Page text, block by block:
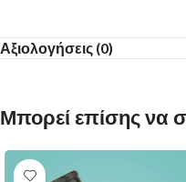
Αξιολογήσεις (0)
Μπορεί επίσης να